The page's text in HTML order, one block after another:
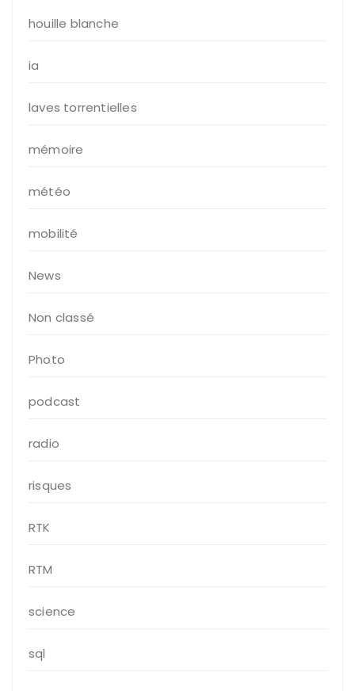
houille blanche
ia
laves torrentielles
mémoire
météo
mobilité
News
Non classé
Photo
podcast
radio
risques
RTK
RTM
science
sql